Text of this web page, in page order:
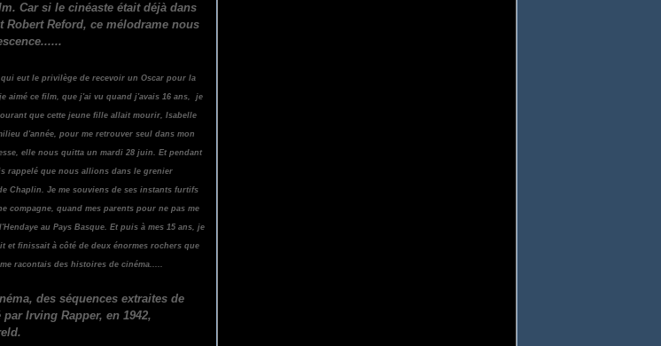
Car si le cinéaste était déjà dans
Robert Reford, ce mélodrame nous
eut le privilège de recevoir un Oscar pour la
aimé ce film, que j'ai vu quand j'avais 16 ans, je
que cette jeune fille allait mourir, Isabelle
d'année, pour me retrouver seul dans mon
elle nous quitta un mardi 28 juin. Et pendant
rappelé que nous allions dans le grenier
Chaplin. Je me souviens de ses instants furtifs
compagne, quand mes parents pour ne pas me
au Pays Basque. Et puis à mes 15 ans, je
et finissait à côté de deux énormes rochers que
racontais des histoires de cinéma.....
des séquences extraites de
Irving Rapper, en 1942,